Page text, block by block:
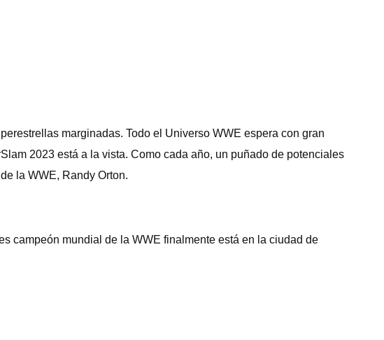
marginadas. Todo el Universo WWE espera con gran
2023 está a la vista. Como cada año, un puñado de potenciales
la WWE, Randy Orton.
campeón mundial de la WWE finalmente está en la ciudad de